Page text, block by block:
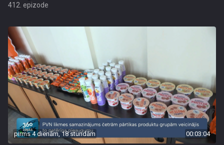
412. epizode
pirms 4 dienām, 18 stundām 00:03:04